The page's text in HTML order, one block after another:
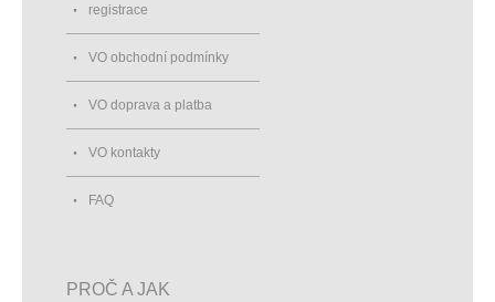
registrace
VO obchodní podmínky
VO doprava a platba
VO kontakty
FAQ
PROČ A JAK